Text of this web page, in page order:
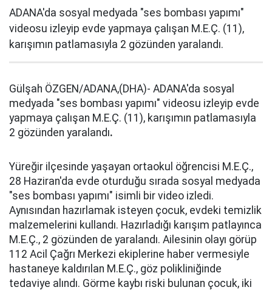
ADANA'da sosyal medyada "ses bombası yapımı"
videosu izleyip evde yapmaya çalışan M.E.Ç. (11),
karışımın patlamasıyla 2 gözünden yaralandı.
Gülşah ÖZGEN/ADANA,(DHA)- ADANA'da sosyal
medyada "ses bombası yapımı" videosu izleyip evde
yapmaya çalışan M.E.Ç. (11), karışımın patlamasıyla
2 gözünden yaralandı.
Yüreğir ilçesinde yaşayan ortaokul öğrencisi M.E.Ç.,
28 Haziran'da evde oturduğu sırada sosyal medyada
"ses bombası yapımı" isimli bir video izledi.
Aynısından hazırlamak isteyen çocuk, evdeki temizlik
malzemelerini kullandı. Hazırladığı karışım patlayınca
M.E.Ç., 2 gözünden de yaralandı. Ailesinin olayı görüp
112 Acil Çağrı Merkezi ekiplerine haber vermesiyle
hastaneye kaldırılan M.E.Ç., göz polikliniğinde
tedaviye alındı. Görme kaybı riski bulunan çocuk, iki